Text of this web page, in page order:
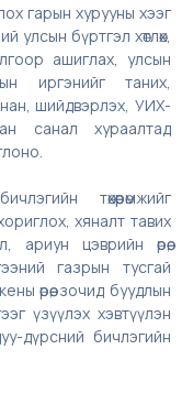
гарын хурууны хээг
улсын бүртгэл хөтлөх,
ашиглах, улсын
иргэнийг таних,
шийдвэрлэх, УИХ-
санал хураалтад
төхөөрөмжийг
хяналт тавих
ариун цэврийн өрөө,
газрын тусгай
өрөө, зочид буудлын
үзүүлэх хэвтүүлэн
дүрсний бичлэгийн